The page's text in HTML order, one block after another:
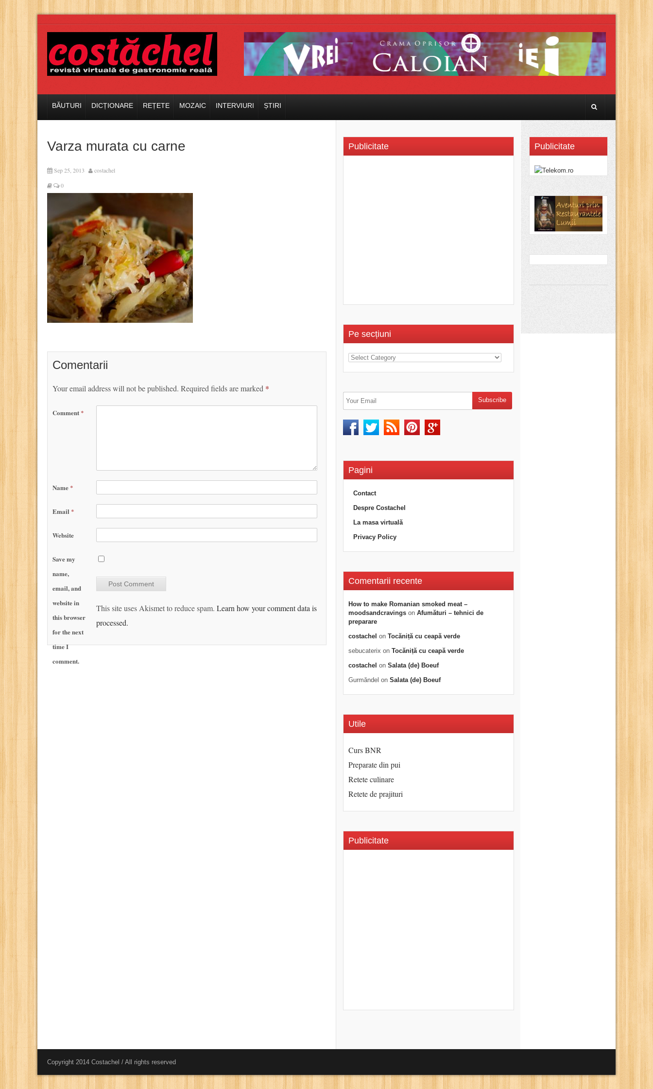
BĂUTURI DICȚIONARE REȚETE MOZAIC INTERVIURI ȘTIRI
Varza murata cu carne
Sep 25, 2013
costachel
0
Comentarii
Your email address will not be published. Required fields are marked *
Comment *
Name *
Email *
Website
Save my
name,
email, and
website in
this browser
for the next
time I
comment.
This site uses Akismet to reduce spam. Learn how your comment data is
processed.
Publicitate
Pe secțiuni
Pagini
Contact
Despre Costachel
La masa virtuală
Privacy Policy
Comentarii recente
How to make Romanian smoked meat –
moodsandcravings on Afumături – tehnici de
preparare
costachel on Tocăniță cu ceapă verde
sebucaterix on Tocăniță cu ceapă verde
costachel on Salata (de) Boeuf
Gurmăndel on Salata (de) Boeuf
Utile
Curs BNR
Preparate din pui
Retete culinare
Retete de prajituri
Publicitate
Publicitate
Copyright 2014 Costachel / All rights reserved